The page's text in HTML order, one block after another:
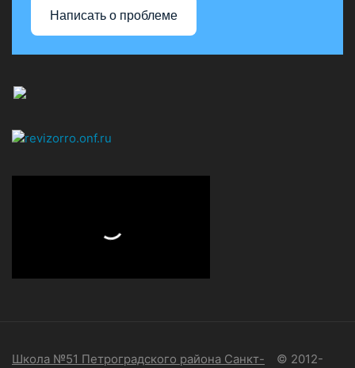
Написать о проблеме
Школа №51 Петроградского района Санкт-
© 2012-